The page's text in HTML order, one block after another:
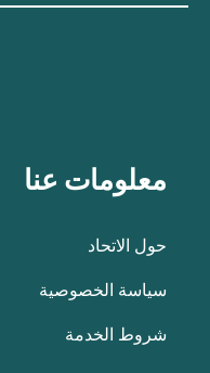
معلومات عنا
حول الاتحاد
سياسة الخصوصية
شروط الخدمة